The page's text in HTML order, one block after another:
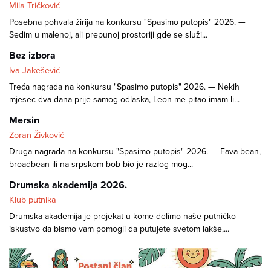
Mila Tričković
Posebna pohvala žirija na konkursu "Spasimo putopis" 2026. —
Sedim u malenoj, ali prepunoj prostoriji gde se služi...
Bez izbora
Iva Jakešević
Treća nagrada na konkursu "Spasimo putopis" 2026. — Nekih
mjesec-dva dana prije samog odlaska, Leon me pitao imam li...
Mersin
Zoran Živković
Druga nagrada na konkursu "Spasimo putopis" 2026. — Fava bean,
broadbean ili na srpskom bob bio je razlog mog...
Drumska akademija 2026.
Klub putnika
Drumska akademija je projekat u kome delimo naše putničko
iskustvo da bismo vam pomogli da putujete svetom lakše,...